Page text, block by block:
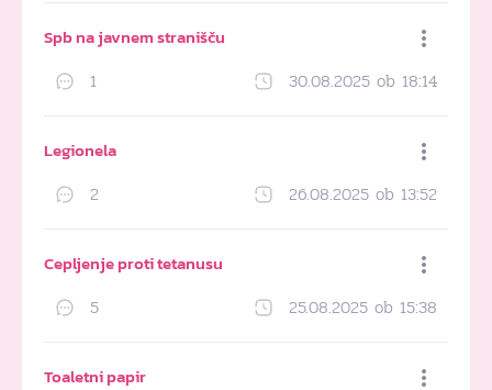
Spb na javnem stranišču
1 30.08.2025 ob 18:14
Legionela
2 26.08.2025 ob 13:52
Cepljenje proti tetanusu
5 25.08.2025 ob 15:38
Toaletni papir